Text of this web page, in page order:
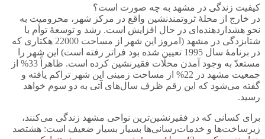
کیفیت زندگی در مشهد به چه صورت است؟
در خارج از محلۀ ثروتمندنشین واقع در مرکز شهر، محرومیت به
نحو هشداردهنده‌ای در حال افزایش است. رشد و توسعۀ توأم با
شتابزدگی در مشهد (امروز این شهر از مساحت 22000 هکتاری که
در برنامۀ سال 1995 تعیین شده بود فراتر رفته است) این شهر را
مستعدّ به وجود آمدن محلّات فقیرنشین کرده است. ظاهراً 33% از
جمعیت مشهد در 22% از مساحت زمینی این شهر تراکم یافته و
گفته می‌شود که این رقم ظرف سال‌های آتی به دو سوم خواهد
رسید.
برای کسانی که در فقیرنشین‌ترین نواحی مشهد زندگی می‌کنند،
زیرساخت‌ها و خدمات‌رسانی‌ها بسیار بسیار ضعیف است: هشتصد